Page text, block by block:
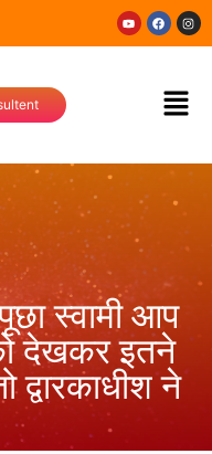
स्वामी आप
देखकर इतने
द्वारकाधीश ने